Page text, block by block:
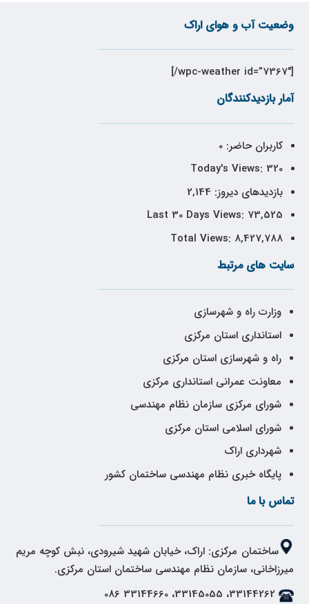
وضعیت آب و هوای اراک
[wpc-weather id=”7367″/]
آمار بازدیدکنندگان
کاربران حاضر:0
Today's Views: 320
بازدیدهای دیروز: 2,144
Last 30 Days Views: 73,525
Total Views: 8,427,788
سایت های مرتبط
وزارت راه و شهرسازی
استانداری استان مرکزی
راه و شهرسازی استان مرکزی
معاونت عمرانی استانداری مرکزی
شورای مرکزی سازمان نظام مهندسی
شورای اسلامی استان مرکزی
شهرداری اراک
پایگاه خبری نظام مهندسی ساختمان کشور
تماس با ما
ساختمان مرکزی: اراک، خیابان شهید شیرودی، نبش کوچه مریم
میرزاخانی، سازمان نظام مهندسی ساختمان استان مرکزی.
33144262، 33145055، 33144660 086